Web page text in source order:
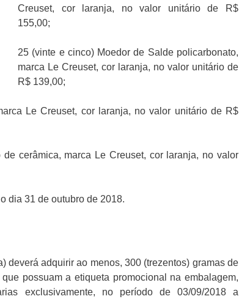
Creuset, cor laranja, no valor unitário de R$
155,00;
25 (vinte e cinco) Moedor de Salde policarbonato,
marca Le Creuset, cor laranja, no valor unitário de
R$ 139,00;
Le Creuset, cor laranja, no valor unitário de R$
cerâmica, marca Le Creuset, cor laranja, no valor
dia 31 de outubro de 2018.
deverá adquirir ao menos, 300 (trezentos) gramas de
possuam a etiqueta promocional na embalagem,
exclusivamente, no período de 03/09/2018 a